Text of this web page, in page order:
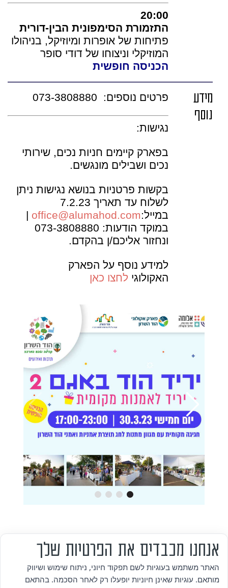
20:00
התזמורת הסימפונית הבין-דורית
פתיחות של אופרות ומיוזיקל, בניהולו
המוזיקלי וניצוחו של דודי סופר
הכניסה חופשית
מידע
נוסף
פרטים נוספים: 073-3808880
נגישות:
בפארק קיימים חניות נכים, שירותי
נכים ושבילים מונגשים.
בקשות פרטניות בנושא נגישות ניתן
במייל:office@alumahod.com
|
במוקד הודעות: 073-3808880
ונחזור אליכם/ן בהקדם.
למידע נוסף על הפארק
האקולוגי לחצו כאן
אזור אישי
אנחנו מכבדים את הפרטיות שלך
האתר משתמש בעוגיות לשם תפקוד חיוני, ניתוח שימוש ושיווק
מותאם. עוגיות שאינן חיוניות יופעלו רק לאחר הסכמה. בהתאם